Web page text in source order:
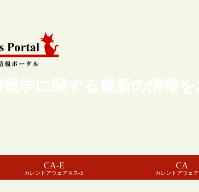
報学に関する最新の情報
CA-E
カレントアウェアネス-E
CA
カレントアウェア